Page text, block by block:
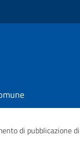
di pubblicazione